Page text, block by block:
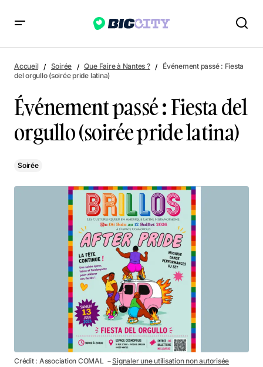
Événement passé : Fiesta del orgullo (soirée pride latina)
Accueil Soirée Que Faire à Nantes ?
Événement passé : Fiesta
del orgullo (soirée pride latina)
Événement passé : Fiesta del
orgullo (soirée pride latina)
Soirée
Crédit : Association COMAL －Signaler une utilisation non autorisée